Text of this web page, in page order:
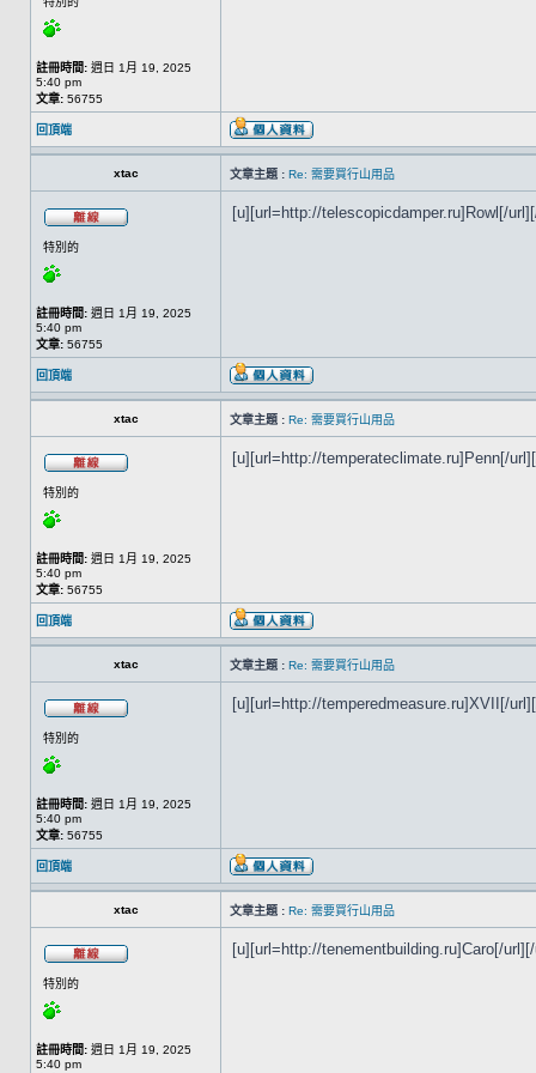
註冊時間: 週日 1月 19, 2025
5:40 pm
文章: 56755
回頂端
xtac 文章主題 : Re: 需要買行山用品
特別的
註冊時間: 週日 1月 19, 2025
5:40 pm
文章: 56755
[u][url=http://telescopicdamper.ru]Rowl[/
回頂端
xtac 文章主題 : Re: 需要買行山用品
特別的
註冊時間: 週日 1月 19, 2025
5:40 pm
文章: 56755
[u][url=http://temperateclimate.ru]Penn[/
回頂端
xtac 文章主題 : Re: 需要買行山用品
特別的
註冊時間: 週日 1月 19, 2025
5:40 pm
文章: 56755
[u][url=http://temperedmeasure.ru]XVII[/
回頂端
xtac 文章主題 : Re: 需要買行山用品
特別的
註冊時間: 週日 1月 19, 2025
5:40 pm
[u][url=http://tenementbuilding.ru]Caro[/url][/